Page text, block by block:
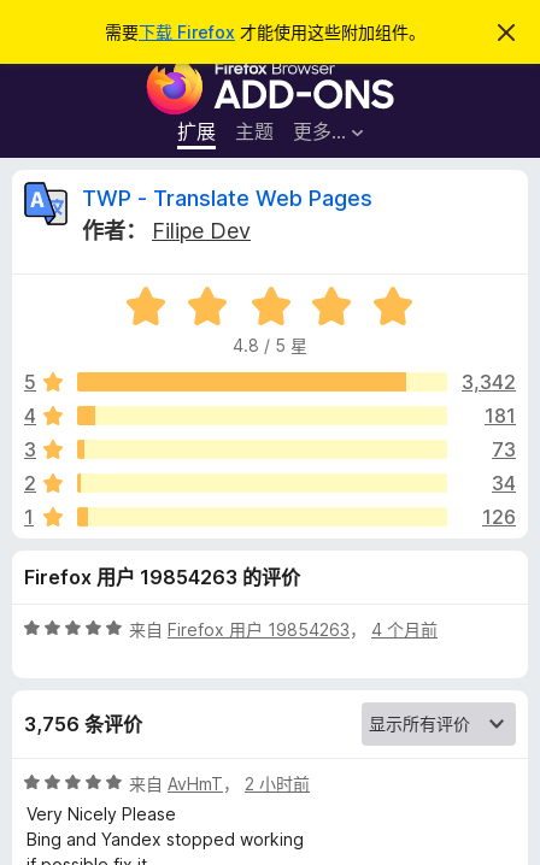
需要下载 Firefox 才能使用这些附加组件。
忽
此
F
r
e
f
览
器
附
加
件
扩展 主题 更多…
登录
T
-
T
r
a
n
l
a
t
TWP - Translate Web Pages
作者：
Filipe Dev
评
分
.
/
4.8 / 5 星
5
3,342
4
181
3
73
2
34
1
126
Firefox 用户 19854263 的评价
评
5
来自 Firefox 用户 19854263， 4 个月前
3,756 条评价
评
分
5
/
来自 AvHmT， 2 小时前
Very Nicely Please
Bing and Yandex stopped working